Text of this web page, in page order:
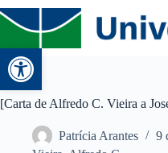
Abrir a barra
[Carta de Alfredo C. Vieira a
Patrícia Arantes
9